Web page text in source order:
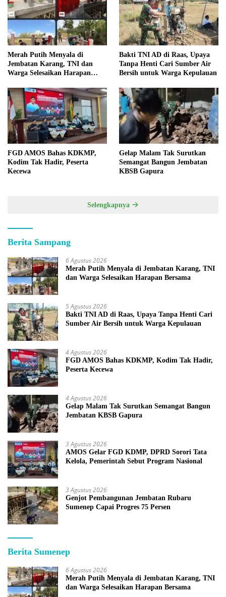
Merah Putih Menyala di
Jembatan Karang, TNI dan
Warga Selesaikan Harapan
Bakti TNI AD di Raas, Upaya
Tanpa Henti Cari Sumber Air
Bersih untuk Warga Kepulauan
FGD AMOS Bahas KDKMP,
Kodim Tak Hadir, Peserta
Kecewa
Gelap Malam Tak Surutkan
Semangat Bangun Jembatan
KBSB Gapura
Selengkapnya
Berita Sampang
6 Agustus 2026
Merah Putih Menyala di Jembatan Karang, TNI
dan Warga Selesaikan Harapan Bersama
5 Agustus 2026
Bakti TNI AD di Raas, Upaya Tanpa Henti Cari
Sumber Air Bersih untuk Warga Kepulauan
4 Agustus 2026
FGD AMOS Bahas KDKMP, Kodim Tak Hadir,
Peserta Kecewa
4 Agustus 2026
Gelap Malam Tak Surutkan Semangat Bangun
Jembatan KBSB Gapura
3 Agustus 2026
AMOS Gelar FGD KDMP, DPRD Sorori Tata
Kelola, Pemerintah Sebut Program Nasional
3 Agustus 2026
Genjot Pembangunan Jembatan Rubaru
Sumenep Capai Progres 75 Persen
Berita Sumenep
6 Agustus 2026
Merah Putih Menyala di Jembatan Karang, TNI
dan Warga Selesaikan Harapan Bersama